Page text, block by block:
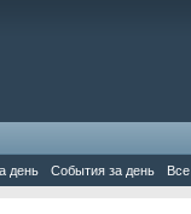
день События за день